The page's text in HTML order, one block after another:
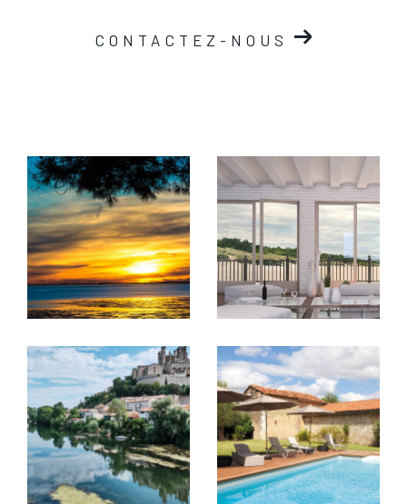
À la recherche de votre futur chez-vous ? Notre
parfaite maîtrise du marché immobilier de Montblanc
nous permet de vous guider vers des offres qui
correspondent précisément à vos attentes et à votre
budget. Nous sommes là pour vous accompagner à
chaque étape de votre achat, depuis la sélection des
biens jusqu'à la remise des clés. Découvrez nosanno
nces immobilières à Montblanc.
Vendre votre propriété avec David Immobilier signifie
bénéficier d'une visibilité optimale et d'un
accompagnement sur-mesure. Nous évaluons votre
bien à sa juste valeur pour garantir une vente rapide et
avantageuse, grâce à notre réseau étendu et nos
stratégies de marketing innovantes.
Location
CONTACTEZ-NOUS